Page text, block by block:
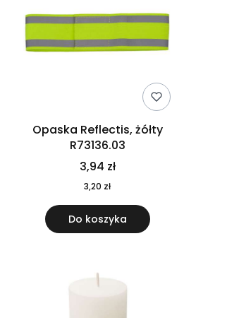
Opaska Reflectis, żółty
R73136.03
3,94 zł
3,20 zł
Do koszyka